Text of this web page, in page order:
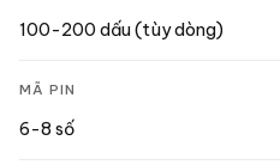
100-200 dấu (tùy dòng)
MÃ PIN
6-8 số